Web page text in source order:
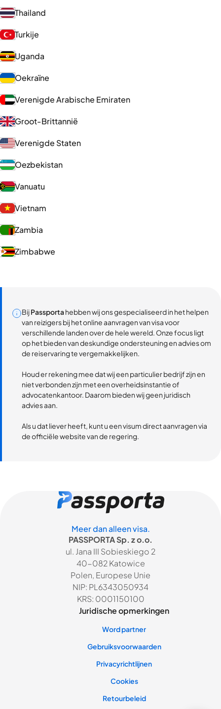
Thailand
Turkije
Uganda
Oekraïne
Verenigde Arabische Emiraten
Groot-Brittannië
Verenigde Staten
Oezbekistan
Vanuatu
Vietnam
Zambia
Zimbabwe
BijPassportahebben wij ons gespecialiseerd in het helpen
van reizigers bij het online aanvragen van visa voor
verschillende landen over de hele wereld. Onze focus ligt
op het bieden van deskundige ondersteuning en advies om
de reiservaring te vergemakkelijken.
Houd er rekening mee dat wij een particulier bedrijf zijn en
niet verbonden zijn met een overheidsinstantie of
advocatenkantoor. Daarom bieden wij geen juridisch
advies aan.
Als u dat liever heeft, kunt u een visum direct aanvragen via
de officiële website van de regering.
Meer dan alleen visa.
PASSPORTA Sp. z o.o.
ul. Jana III Sobieskiego 2
40-082 Katowice
Polen, Europese Unie
NIP: PL6343050934
KRS: 0001150100
Juridische opmerkingen
Word partner
Gebruiksvoorwaarden
Privacyrichtlijnen
Cookies
Retourbeleid